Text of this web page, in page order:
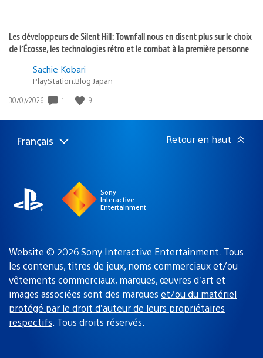
Les développeurs de Silent Hill: Townfall nous en disent plus sur le choix
de l’Écosse, les technologies rétro et le combat à la première personne
Sachie Kobari
PlayStation.Blog Japan
Date
publication
30/07/2026 1 9
Choisir
une
Région
actuelle
Français Retour en haut
Sony
Interactive
Entertainment
Website © 2026 Sony Interactive Entertainment. Tous
les contenus, titres de jeux, noms commerciaux et/ou
vêtements commerciaux, marques, œuvres d’art et
images associées sont des marques et/ou du matériel
protégé par le droit d’auteur de leurs propriétaires
respectifs. Tous droits réservés.